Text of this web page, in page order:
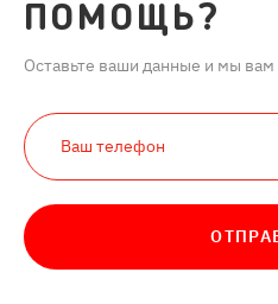
ПОМОЩЬ?
Оставьте ваши данные и мы